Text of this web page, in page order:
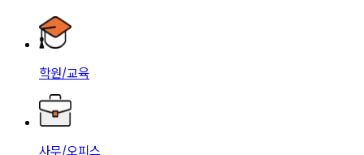
학원/교육
사무/오피스